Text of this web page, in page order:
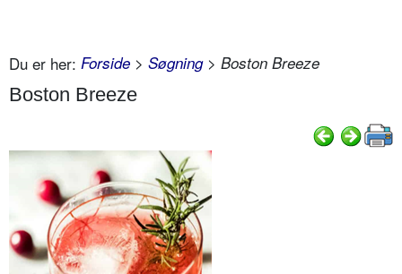
Du er her: Forside > Søgning> Boston Breeze
Boston Breeze